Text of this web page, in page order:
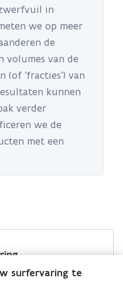
in
we op meer
de
volumes van de
(of 'fracties') van
kunnen
verder
we de
met een
Stel
surfervaring te